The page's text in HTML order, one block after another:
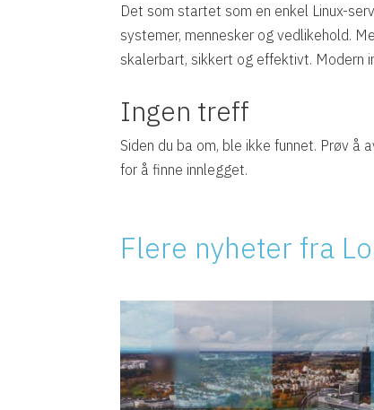
Det som startet som en enkel Linux-
systemer, mennesker og vedlikehold.
skalerbart, sikkert og effektivt. Modern
Ingen treff
Siden du ba om, ble ikke funnet. Prøv å
for å finne innlegget.
Flere nyheter fra